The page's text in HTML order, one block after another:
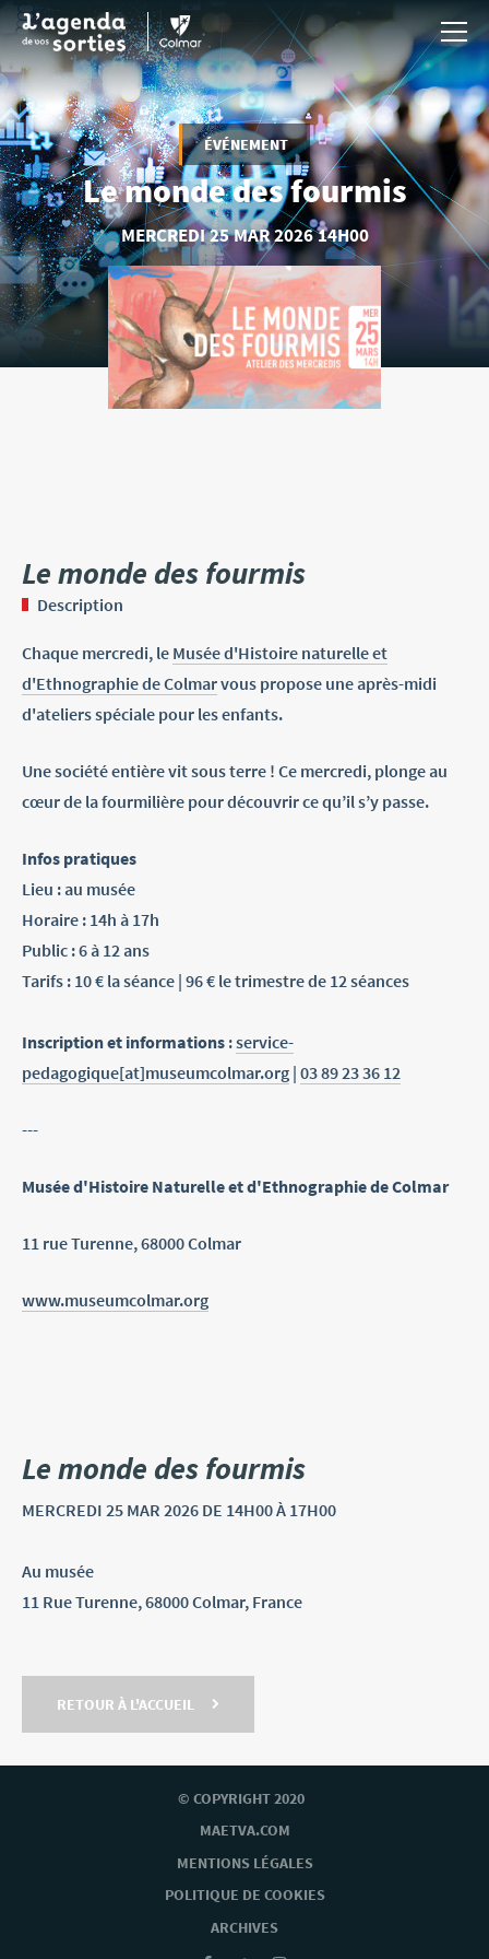
Aller au contenu principal
ÉVÉNEMENT
Le monde des fourmis
MERCREDI25 MAR202614H00
Le monde des fourmis
Description
Chaque mercredi, le Musée d'Histoire naturelle et
d'Ethnographie de Colmarvous propose une après-midi
d'ateliers spéciale pour les enfants.
Une société entière vit sous terre ! Ce mercredi, plonge au
cœur de la fourmilière pour découvrir ce qu’il s’y passe.
Infos pratiques
Lieu : au musée
Horaire : 14h à 17h
Public : 6 à 12 ans
Tarifs : 10 € la séance | 96 € le trimestre de 12 séances
Inscription et informations :service-
pedagogique[at]museumcolmar.org | 03 89 23 36 12
---
Musée d'Histoire Naturelle et d'Ethnographie de Colmar
11 rue Turenne, 68000 Colmar
www.museumcolmar.org
Le monde des fourmis
MERCREDI 25 MAR 2026 DE 14H00 À 17H00
Au musée
11 Rue Turenne, 68000 Colmar, France
RETOUR À L'ACCUEIL
© COPYRIGHT 2020
MAETVA.COM
MENTIONS LÉGALES
POLITIQUE DE COOKIES
ARCHIVES